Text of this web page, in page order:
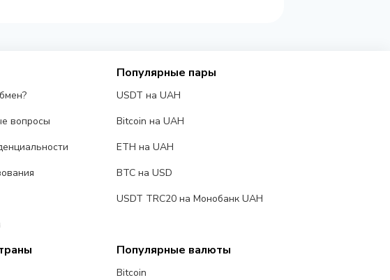
вопросы
Популярные пары
USDT на UAH
Bitcoin на UAH
ETH на UAH
BTC на USD
USDT TRC20 на Монобанк UAH
Популярные валюты
Bitcoin